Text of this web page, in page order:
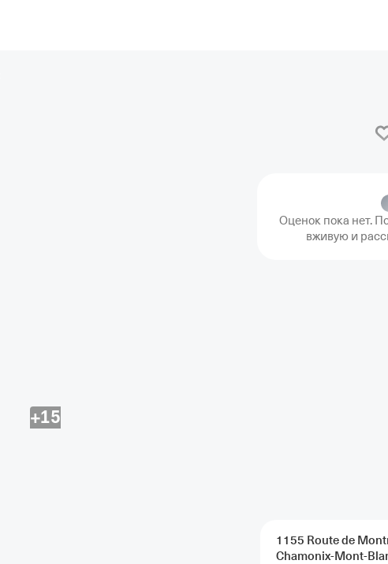
+15
Оценок пока нет.
вживую и
1155 Route de Montroc, 74400,
Chamonix-Mont-